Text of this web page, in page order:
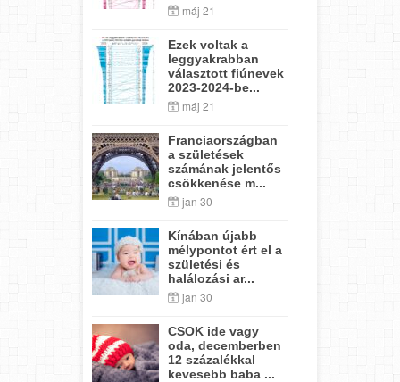
máj 21
Ezek voltak a
leggyakrabban
választott fiúnevek
2023-2024-be...
máj 21
Franciaországban
a születések
számának jelentős
csökkenése m...
jan 30
Kínában újabb
mélypontot ért el a
születési és
halálozási ar...
jan 30
CSOK ide vagy
oda, decemberben
12 százalékkal
kevesebb baba ...